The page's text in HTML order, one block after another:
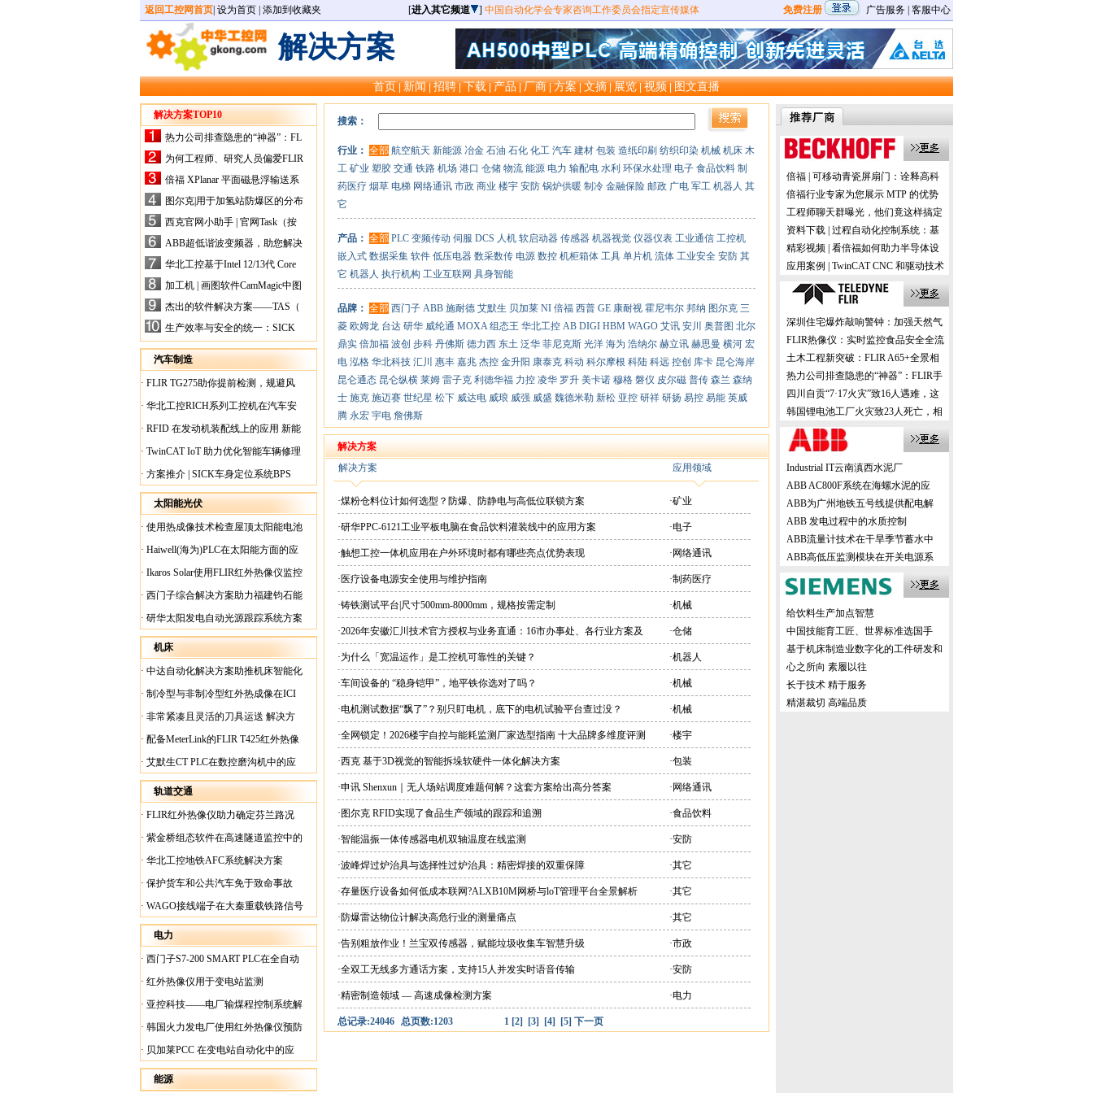
返回工控网首页 设为首页 添加到收藏夹 [进入其它频道 ] 中国自动化学会专家咨询工作委员会指定宣传媒体 免费注册 广告服务 客服中心
解决方案
首页|新闻|招聘|下载|产品|厂商|方案|文摘|展览|视频|图文直播
解决方案TOP10
热力公司排查隐患的“神器”：FL
IR手持式热像仪，高效精准！
为何工程师、研究人员偏爱FLIR
X-HS系列热像仪？精准高效是
关键
倍福 XPlanar 平面磁悬浮输送系
统的创新应用
图尔克|用于加氢站防爆区的分布
式I/O解决方案
西克官网小助手 | 官网Task（按
任务选型）更新预告
ABB超低谐波变频器，助您解决
电气设备运行难题！
华北工控基于Intel 12/13代 Core
的ATX-6159嵌入式主板，推进
机器人市场
加工机 | 画图软件CamMagic中图
层整合的问题
杰出的软件解决方案——TAS（
Turck Automation Suite）
生产效率与安全的统一：SICK
关于机器人技术传感器解决方案
的采访
汽车制造
· FLIR TG275助你提前检测，规避风
险！
· 华北工控RICH系列工控机在汽车安
全检测行业中的应用
· RFID 在发动机装配线上的应用 新能
源汽车爆炸频发？
· TwinCAT IoT 助力优化智能车辆修理
· 方案推介 | SICK车身定位系统BPS
太阳能光伏
· 使用热成像技术检查屋顶太阳能电池
板
· Haiwell(海为)PLC在太阳能方面的应
用
· Ikaros Solar使用FLIR红外热像仪监控
已装太阳能电池板
· 西门子综合解决方案助力福建钧石能
源飞速发展
· 研华太阳发电自动光源跟踪系统方案
机床
· 中达自动化解决方案助推机床智能化
升级
· 制冷型与非制冷型红外热成像在ICI
工厂内完美配合
· 非常紧凑且灵活的刀具运送 解决方
案
· 配备MeterLink的FLIR T425红外热像
仪帮助Medite Europe Ltd加快红外检测
工作速度
· 艾默生CT PLC在数控磨沟机中的应
用
轨道交通
· FLIR红外热像仪助力确定芬兰路况
· 紫金桥组态软件在高速隧道监控中的
应用
· 华北工控地铁AFC系统解决方案
· 保护货车和公共汽车免于致命事故
· WAGO接线端子在大秦重载铁路信号
楼设备中的应用
电力
· 西门子S7-200 SMART PLC在全自动
蓄电池短路内阻检测机上的应用
· 红外热像仪用于变电站监测
· 亚控科技——电厂输煤程控制系统解
决方案
· 韩国火力发电厂使用红外热像仪预防
火灾
· 贝加莱PCC 在变电站自动化中的应
用
能源
搜索：
行业： 全部 航空航天 新能源 冶金 石油 石化 化工 汽车 建材 包装 造纸印刷 纺织印染 机械 机床 木
工 矿业 塑胶 交通 铁路 机场 港口 仓储 物流 能源 电力 输配电 水利 环保水处理 电子 食品饮料 制
药医疗 烟草 电梯 网络通讯 市政 商业 楼宇 安防 锅炉供暖 制冷 金融保险 邮政 广电 军工 机器人 其
它
产品： 全部 PLC 变频传动 伺服 DCS 人机 软启动器 传感器 机器视觉 仪器仪表 工业通信 工控机
嵌入式 数据采集 软件 低压电器 数采数传 电源 数控 机柜箱体 工具 单片机 流体 工业安全 安防 其
它 机器人 执行机构 工业互联网 具身智能
品牌： 全部 西门子 ABB 施耐德 艾默生 贝加莱 NI 倍福 西普 GE 康耐视 霍尼韦尔 邦纳 图尔克 三
菱 欧姆龙 台达 研华 威纶通 MOXA 组态王 华北工控 AB DIGI HBM WAGO 艾讯 安川 奥普图 北尔
鼎实 倍加福 波创 步科 丹佛斯 德力西 东土 泛华 菲尼克斯 光洋 海为 浩纳尔 赫立讯 赫思曼 横河 宏
电 泓格 华北科技 汇川 惠丰 嘉兆 杰控 金升阳 康泰克 科动 科尔摩根 科陆 科远 控创 库卡 昆仑海岸
昆仑通态 昆仑纵横 莱姆 雷子克 利德华福 力控 凌华 罗升 美卡诺 穆格 磐仪 皮尔磁 普传 森兰 森纳
士 施克 施迈赛 世纪星 松下 威达电 威琅 威强 威盛 魏德米勒 新松 亚控 研祥 研扬 易控 易能 英威
腾 永宏 宇电 詹佛斯
解决方案
解决方案
应用领域
·煤粉仓料位计如何选型？防爆、防静电与高低位联锁方案 ·矿业
·研华PPC-6121工业平板电脑在食品饮料灌装线中的应用方案 ·电子
·触想工控一体机应用在户外环境时都有哪些亮点优势表现 ·网络通讯
·医疗设备电源安全使用与维护指南 ·制药医疗
·铸铁测试平台|尺寸500mm-8000mm，规格按需定制 ·机械
·2026年安徽汇川技术官方授权与业务直通：16市办事处、各行业方案及
现货直供平台
·仓储
·为什么「宽温运作」是工控机可靠性的关键？ ·机器人
·车间设备的 “稳身铠甲”，地平铁你选对了吗？ ·机械
·电机测试数据“飘了”？别只盯电机，底下的电机试验平台查过没？ ·机械
·全网锁定！2026楼宇自控与能耗监测厂家选型指南 十大品牌多维度评测 ·楼宇
·西克 基于3D视觉的智能拆垛软硬件一体化解决方案 ·包装
·申讯 Shenxun｜无人场站调度难题何解？这套方案给出高分答案 ·网络通讯
·图尔克 RFID实现了食品生产领域的跟踪和追溯 ·食品饮料
·智能温振一体传感器电机双轴温度在线监测 ·安防
·波峰焊过炉治具与选择性过炉治具：精密焊接的双重保障 ·其它
·存量医疗设备如何低成本联网?ALXB10M网桥与loT管理平台全景解析 ·其它
·防爆雷达物位计解决高危行业的测量痛点 ·其它
·告别粗放作业！兰宝双传感器，赋能垃圾收集车智慧升级 ·市政
·全双工无线多方通话方案，支持15人并发实时语音传输 ·安防
·精密制造领域 — 高速成像检测方案 ·电力
总记录:24046 总页数:1203 1 [2] [3] [4] [5] 下一页
倍福 | 可移动青瓷屏扇门：诠释高科
技与历史的交融
倍福行业专家为您展示 MTP 的优势
及应用
工程师聊天群曝光，他们竟这样搞定
机器视觉！
资料下载 | 过程自动化控制系统：基
于 PC 的控制技术
精彩视频 | 看倍福如何助力半导体设
备的国产化
应用案例 | TwinCAT CNC 和驱动技术
在数控机床加工中的应用
深圳住宅爆炸敲响警钟：加强天然气
预防性检测更安全！
FLIR热像仪：实时监控食品安全全流
程，助力提升消费者信任！
土木工程新突破：FLIR A65+全景相
机，创新方案震撼业界！
热力公司排查隐患的“神器”：FLIR手
持式热像仪，高效精准！
四川自贡“7·17火灾”致16人遇难，这
样的事故该如何有效避免？
韩国锂电池工厂火灾致23人死亡，相
关企业该如何有效避免？
Industrial IT云南滇西水泥厂
ABB AC800F系统在海螺水泥的应
ABB为广州地铁五号线提供配电解
ABB 发电过程中的水质控制
ABB流量计技术在干旱季节蓄水中
ABB高低压监测模块在开关电源系
给饮料生产加点智慧
中国技能育工匠、世界标准选国手
基于机床制造业数字化的工件研发和
生产
心之所向 素履以往
长于技术 精于服务
精湛裁切 高端品质